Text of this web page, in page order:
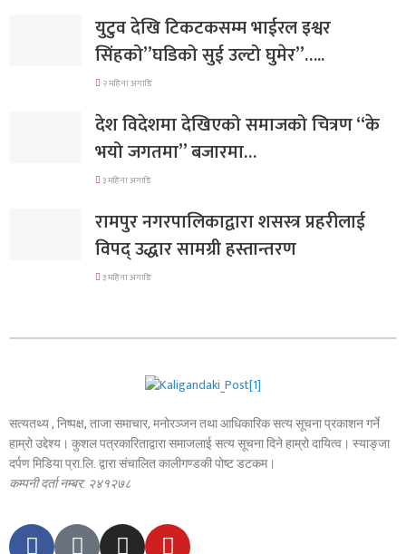
युटुव देखि टिकटकसम्म भाईरल इश्वर
सिंहको”घडिको सुई उल्टो घुमेर”…..
२ महिना अगाडि
देश विदेशमा देखिएको समाजको चित्रण “के
भयो जगतमा” बजारमा…
३ महिना अगाडि
रामपुर नगरपालिकाद्वारा शसस्त्र प्रहरीलाई
विपद् उद्धार सामग्री हस्तान्तरण
३ महिना अगाडि
सत्यतथ्य , निष्पक्ष, ताजा समाचार, मनोरञ्जन तथा आधिकारिक सत्य सूचना प्रकाशन गर्ने
हाम्रो उद्देश्य। कुशल पत्रकारिताद्वारा समाजलाई सत्य सूचना दिने हाम्रो दायित्व। स्याङ्जा
दर्पण मिडिया प्रा.लि. द्वारा संचालित कालीगण्डकी पोष्ट डटकम।
कम्पनी दर्ता नम्बर: २४१२७८